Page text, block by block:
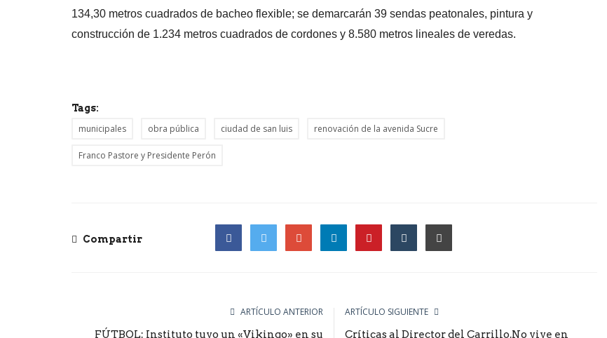
134,30 metros cuadrados de bacheo flexible; se demarcarán 39 sendas peatonales, pintura y
construcción de 1.234 metros cuadrados de cordones y 8.580 metros lineales de veredas.
Tags:
municipales obra pública ciudad de san luis renovación de la avenida Sucre
Franco Pastore y Presidente Perón
Compartir
ARTÍCULO ANTERIOR
FÚTBOL: Instituto tuvo un «Vikingo» en su
ARTÍCULO SIGUIENTE
Críticas al Director del Carrillo.No vive en